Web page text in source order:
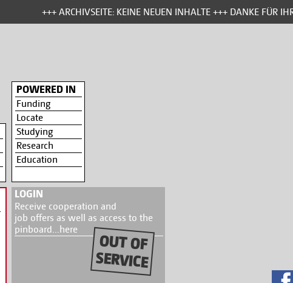
+++ ARCHIVSEITE: KEINE NEUEN INHALTE +++ DANKE FÜR
POWERED IN
Funding
Locate
Studying
Research
Education
LOGIN
Receive cooperation and
job offers as well as access to the
pinboard...here
OUT OF
SERVICE